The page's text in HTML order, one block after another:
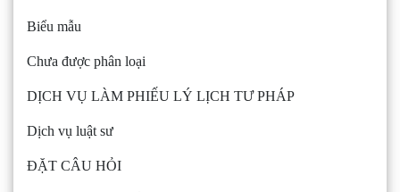
Biểu mẫu
Chưa được phân loại
DỊCH VỤ LÀM PHIẾU LÝ LỊCH TƯ PHÁP
Dịch vụ luật sư
ĐẶT CÂU HỎI